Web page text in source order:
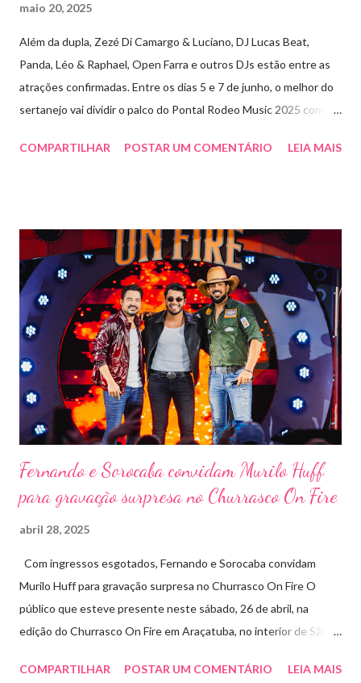
maio 20, 2025
Além da dupla, Zezé Di Camargo & Luciano, DJ Lucas Beat,
Panda, Léo & Raphael, Open Farra e outros DJs estão entre as
atrações confirmadas. Entre os dias 5 e 7 de junho, o melhor do
sertanejo vai dividir o palco do Pontal Rodeo Music 2025 com o
outras atrações. Esta edição da festa, que ocupa lugar de
requisitados pelos organizadores de eventos em todo o país.
Pela segunda vez, a organização do evento está a cargo da
Marini Eventos — empresa com ampla experiência na promoção
de grandes festivais pelo Brasil, como a retomada da FAPIL
(Feira Agropecuária e Industrial de Leme) no ano passado. O
Pontal Rodeo Music reforça mais uma vez seu compromisso
social: os ingressos poderão ser trocados por 1 kg de alimento
não perecível. Toda a arr...
COMPARTILHAR POSTAR UM COMENTÁRIO LEIA MAIS
Fernando e Sorocaba convidam Murilo Huff
para gravação surpresa no Churrasco On Fire
abril 28, 2025
Com ingressos esgotados, Fernando e Sorocaba convidam
Murilo Huff para gravação surpresa no Churrasco On Fire O
público que esteve presente neste sábado, 26 de abril, na
edição do Churrasco On Fire em Araçatuba, no interior de São
Huff subiu ao palco de surpresa para gravar duas faixas ao lado
COMPARTILHAR POSTAR UM COMENTÁRIO LEIA MAIS